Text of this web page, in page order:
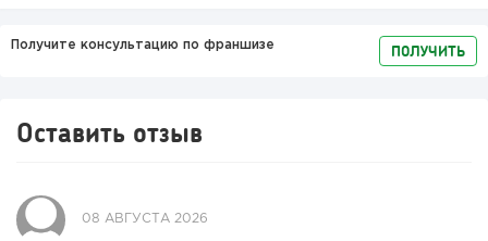
Получите консультацию по франшизе ПОЛУЧИТЬ
Оставить отзыв
08 АВГУСТА 2026